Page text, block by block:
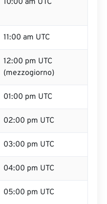
10:00 am UTC
11:00 am UTC
12:00 pm UTC
(mezzogiorno)
01:00 pm UTC
02:00 pm UTC
03:00 pm UTC
04:00 pm UTC
05:00 pm UTC